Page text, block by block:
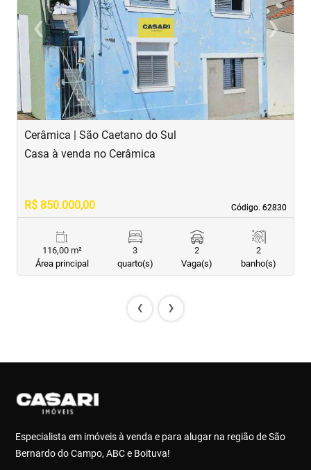
‹
Previous ›Next
Cerâmica | São Caetano do Sul
Código. 62830
Código. 62830
Casa à venda no Cerâmica
R$ 850.000,00
116,00 m²
Área principal
3
quarto(s)
2
Vaga(s)
2
banho(s)
‹ ›
Especialista em imóveis à venda e para alugar na região de São
Bernardo do Campo, ABC e Boituva!